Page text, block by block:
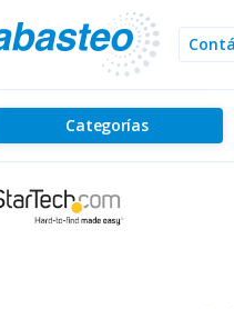
Categorías